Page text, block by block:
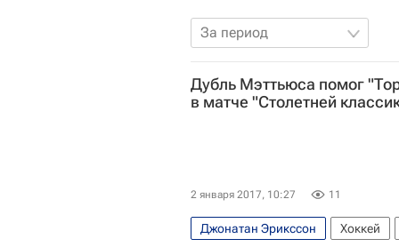
За период
Дубль Мэттьюса помог
в матче "Столетней
2 января 2017, 10:27 11
Джонатан Эрикссон Хоккей